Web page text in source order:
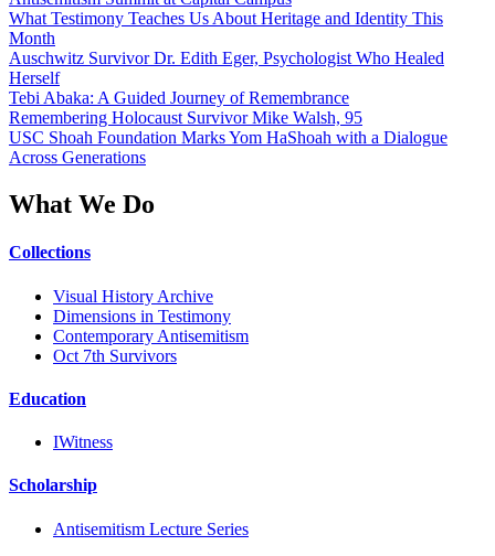
What Testimony Teaches Us About Heritage and Identity This
Month
Auschwitz Survivor Dr. Edith Eger, Psychologist Who Healed
Herself
Tebi Abaka: A Guided Journey of Remembrance
Remembering Holocaust Survivor Mike Walsh, 95
USC Shoah Foundation Marks Yom HaShoah with a Dialogue
Across Generations
What We Do
Collections
Visual History Archive
Dimensions in Testimony
Contemporary Antisemitism
Oct 7th Survivors
Education
IWitness
Scholarship
Antisemitism Lecture Series